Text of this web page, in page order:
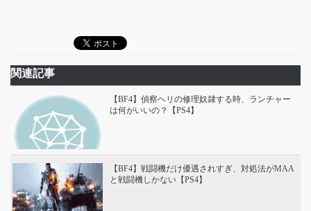
関連記事
【BF4】偵察ヘリの修理奴隷する時、ランチャー
は何がいいの？【PS4】
【BF4】戦闘機だけ優遇されすぎ、対処法がMAA
と戦闘機しかない【PS4】